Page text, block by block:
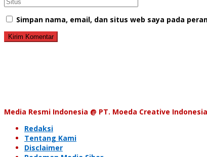
Simpan nama, email, dan situs web saya pada
Media Resmi Indonesia @ PT. Moeda Creative
Redaksi
Tentang Kami
Disclaimer